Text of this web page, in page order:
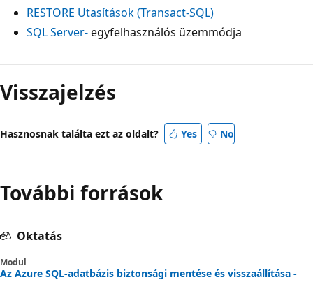
RESTORE Utasítások (Transact-SQL)
SQL Server-egyfelhasználós üzemmódja
Visszajelzés
Hasznosnak találta ezt az oldalt? Yes No
További források
Oktatás
Modul
Az Azure SQL-adatbázis biztonsági mentése és visszaállítása -